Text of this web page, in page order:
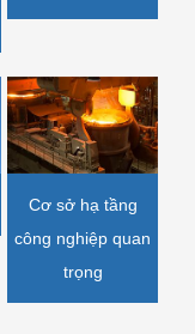
Cơ sở hạ tầng
công nghiệp quan
trọng